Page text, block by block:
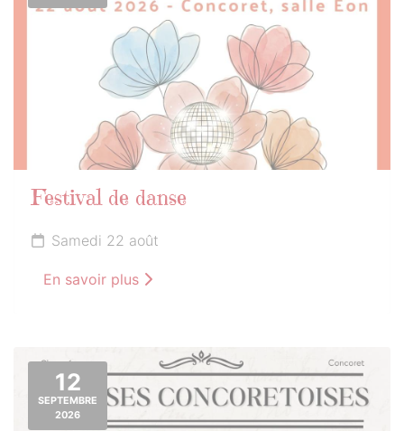
Festival de danse
Samedi 22 août
En savoir plus
12
SEPTEMBRE
2026